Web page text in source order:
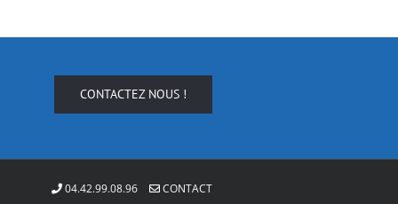
CONTACTEZ NOUS !
04.42.99.08.96 CONTACT